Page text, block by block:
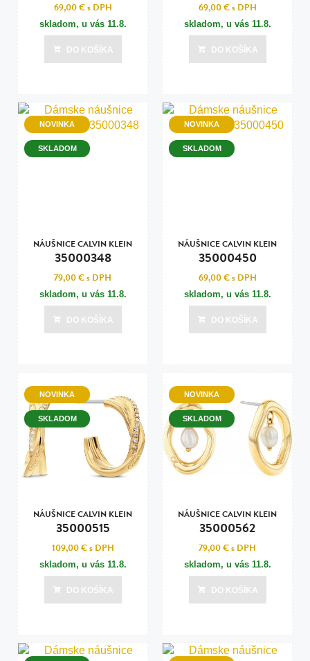
69,00 €s DPH
skladom, u vás 11.8.
DO KOŠÍKA
69,00 €s DPH
skladom, u vás 11.8.
DO KOŠÍKA
NOVINKA
SKLADOM
NÁUŠNICE CALVIN KLEIN
35000348
79,00 €s DPH
skladom, u vás 11.8.
DO KOŠÍKA
NOVINKA
SKLADOM
NÁUŠNICE CALVIN KLEIN
35000450
69,00 €s DPH
skladom, u vás 11.8.
DO KOŠÍKA
NOVINKA
SKLADOM
NÁUŠNICE CALVIN KLEIN
35000515
109,00 €s DPH
skladom, u vás 11.8.
DO KOŠÍKA
NOVINKA
SKLADOM
NÁUŠNICE CALVIN KLEIN
35000562
79,00 €s DPH
skladom, u vás 11.8.
DO KOŠÍKA